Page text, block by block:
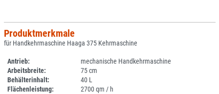
Produktmerkmale
für Handkehrmaschine Haaga 375 Kehrmaschine
Antrieb:
mechanische Handkehrmaschine
Arbeitsbreite:
75 cm
Behälterinhalt:
40 L
Flächenleistung:
2700 qm / h